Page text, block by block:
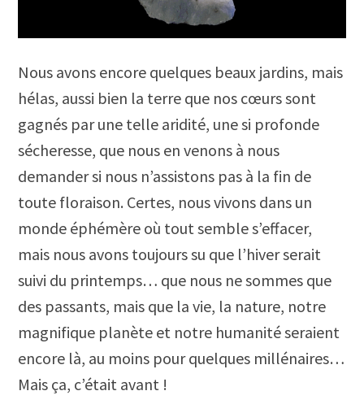
Nous avons encore quelques beaux jardins, mais
hélas, aussi bien la terre que nos cœurs sont
gagnés par une telle aridité, une si profonde
sécheresse, que nous en venons à nous
demander si nous n’assistons pas à la fin de
toute floraison. Certes, nous vivons dans un
monde éphémère où tout semble s’effacer,
mais nous avons toujours su que l’hiver serait
suivi du printemps… que nous ne sommes que
des passants, mais que la vie, la nature, notre
magnifique planète et notre humanité seraient
encore là, au moins pour quelques millénaires…
Mais ça, c’était avant !